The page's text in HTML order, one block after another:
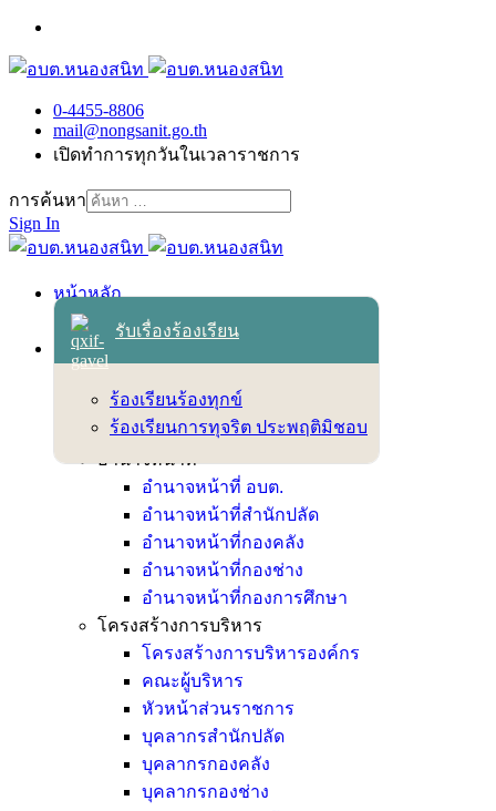
0-4455-8806
mail@nongsanit.go.th
เปิดทำการทุกวันในเวลาราชการ
การค้นหา
Sign In
หน้าหลัก
เข้าสู่ระบบ
เกี่ยวกับเทศบาล
วิสัยทัศน์ พันธกิจ ยุทธศาสตร์
ตราสัญลักษณ์
อำนาจหน้าที่
อำนาจหน้าที่ อบต.
อำนาจหน้าที่สำนักปลัด
อำนาจหน้าที่กองคลัง
อำนาจหน้าที่กองช่าง
อำนาจหน้าที่กองการศึกษา
โครงสร้างการบริหาร
โครงสร้างการบริหารองค์กร
คณะผู้บริหาร
หัวหน้าส่วนราชการ
บุคลากรสำนักปลัด
บุคลากรกองคลัง
บุคลากรกองช่าง
รับเรื่องร้องเรียน
ร้องเรียนร้องทุกข์
ร้องเรียนการทุจริต ประพฤติมิชอบ